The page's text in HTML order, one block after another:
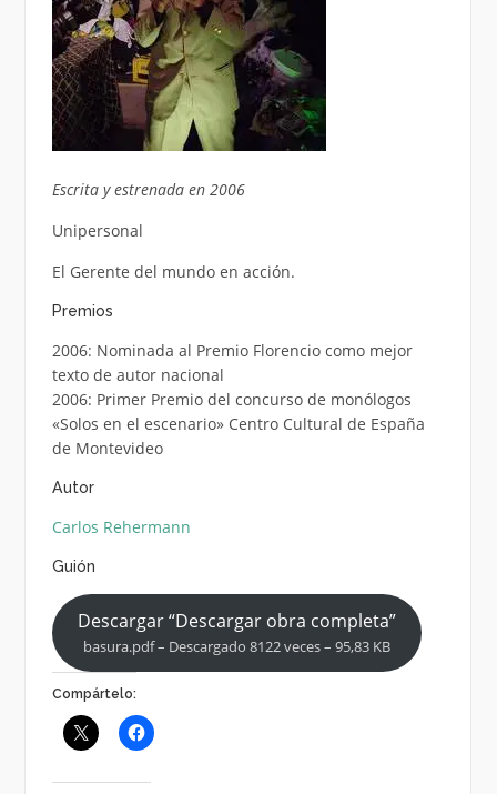
Escrita y estrenada en 2006
Unipersonal
El Gerente del mundo en acción.
Premios
2006: Nominada al Premio Florencio como mejor
texto de autor nacional
2006: Primer Premio del concurso de monólogos
«Solos en el escenario» Centro Cultural de España
de Montevideo
Autor
Carlos Rehermann
Guión
Descargar “Descargar obra completa”
basura.pdf – Descargado 8122 veces – 95,83 KB
Compártelo: